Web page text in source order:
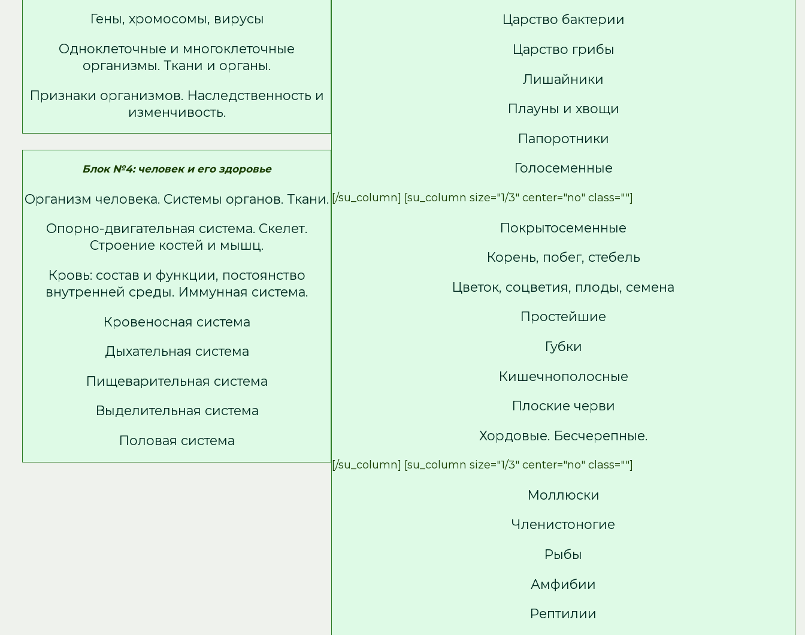
Гены, хромосомы, вирусы
Одноклеточные и многоклеточные
организмы. Ткани и органы.
Признаки организмов. Наследственность и
изменчивость.
Блок №4: человек и его здоровье
Организм человека. Системы органов. Ткани.
Опорно-двигательная система. Скелет.
Строение костей и мышц.
Кровь: состав и функции, постоянство
внутренней среды. Иммунная система.
Кровеносная система
Дыхательная система
Пищеварительная система
Выделительная система
Половая система
Царство бактерии
Царство грибы
Лишайники
Плауны и хвощи
Папоротники
Голосеменные
[/su_column] [su_column size="1/3" center="no" class=""]
Покрытосеменные
Корень, побег, стебель
Цветок, соцветия, плоды, семена
Простейшие
Губки
Кишечнополосные
Плоские черви
Хордовые. Бесчерепные.
[/su_column] [su_column size="1/3" center="no" class=""]
Моллюски
Членистоногие
Рыбы
Амфибии
Рептилии